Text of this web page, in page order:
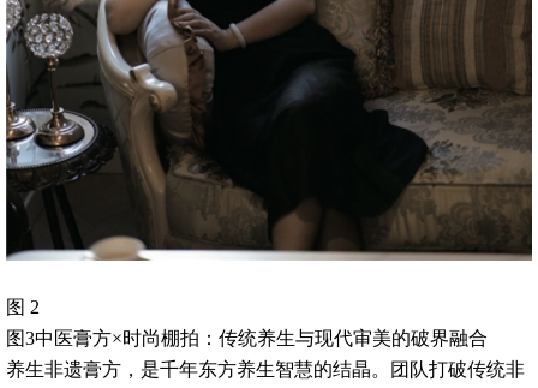
图 2
图3中医膏方×时尚棚拍：传统养生与现代审美的破界融合
养生非遗膏方，是千年东方养生智慧的结晶。团队打破传统非